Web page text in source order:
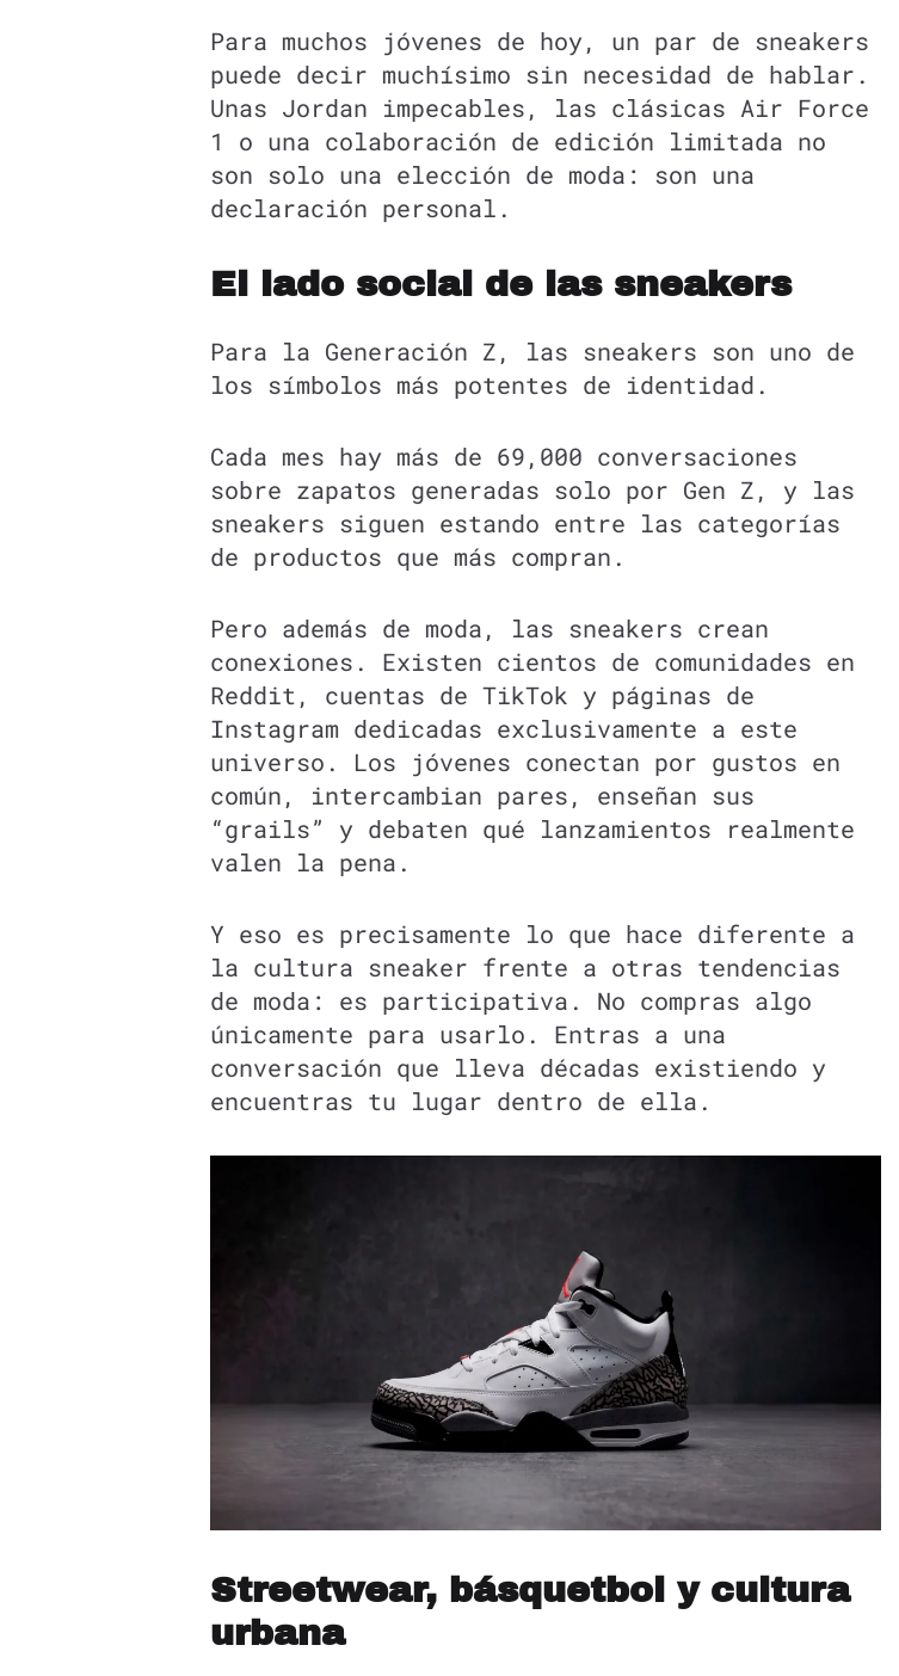
Para muchos jóvenes de hoy, un par de sneakers
puede decir muchísimo sin necesidad de hablar.
Unas Jordan impecables, las clásicas Air Force
1 o una colaboración de edición limitada no
son solo una elección de moda: son una
declaración personal.
El lado social de las sneakers
Para la Generación Z, las sneakers son uno de
los símbolos más potentes de identidad.
Cada mes hay más de 69,000 conversaciones
sobre zapatos generadas solo por Gen Z, y las
sneakers siguen estando entre las categorías
de productos que más compran.
Pero además de moda, las sneakers crean
conexiones. Existen cientos de comunidades en
Reddit, cuentas de TikTok y páginas de
Instagram dedicadas exclusivamente a este
universo. Los jóvenes conectan por gustos en
común, intercambian pares, enseñan sus
“grails” y debaten qué lanzamientos realmente
valen la pena.
Y eso es precisamente lo que hace diferente a
la cultura sneaker frente a otras tendencias
de moda: es participativa. No compras algo
únicamente para usarlo. Entras a una
conversación que lleva décadas existiendo y
encuentras tu lugar dentro de ella.
Streetwear, básquetbol y cultura
urbana